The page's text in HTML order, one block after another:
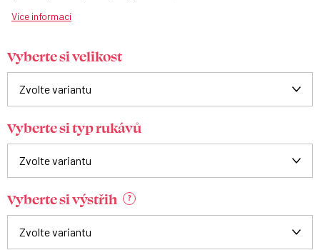
Více informací
Vyberte si velikost
Vyberte si typ rukávů
Vyberte si výstřih ?